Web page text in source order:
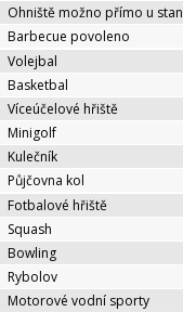
Ohniště možno přímo u
Barbecue povoleno
Volejbal
Basketbal
Víceúčelové hřiště
Minigolf
Kulečník
Půjčovna kol
Fotbalové hřiště
Squash
Bowling
Rybolov
Motorové vodní sporty